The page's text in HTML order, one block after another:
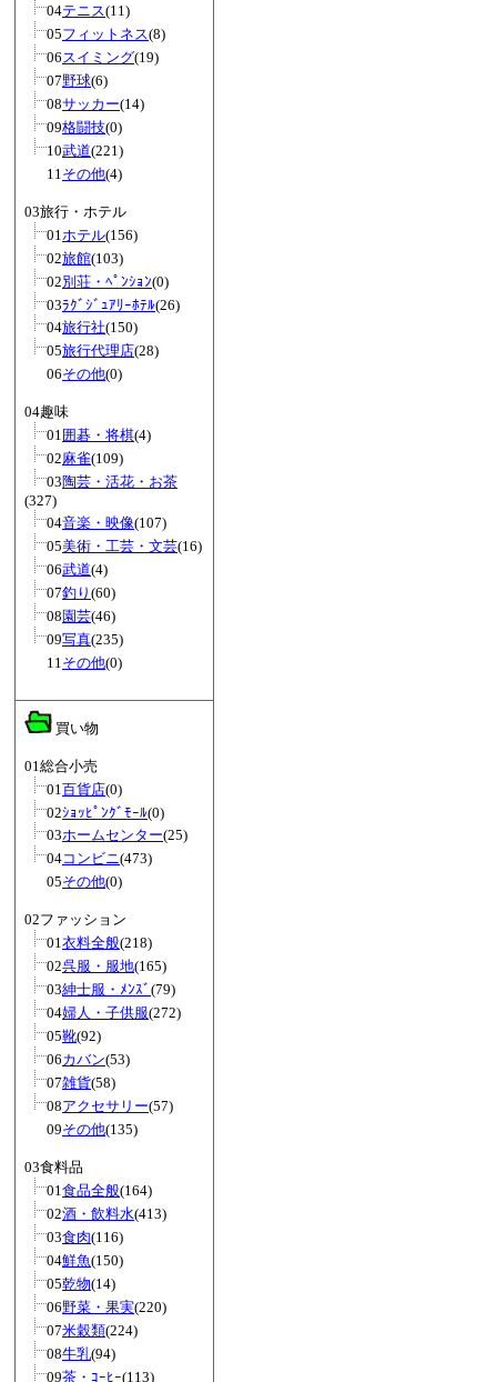
04テニス(11)
05フィットネス(8)
06スイミング(19)
07野球(6)
08サッカー(14)
09格闘技(0)
10武道(221)
11その他(4)
03旅行・ホテル
01ホテル(156)
02旅館(103)
02別荘・ﾍﾟﾝｼｮﾝ(0)
03ﾗｸﾞｼﾞｭｱﾘｰﾎﾃﾙ(26)
04旅行社(150)
05旅行代理店(28)
06その他(0)
04趣味
01 囲碁・将棋(4)
02麻雀(109)
03陶芸・活花・お茶
(327)
04音楽・映像(107)
05美術・工芸・文芸(16)
06武道(4)
07釣り (60)
08園芸(46)
09写真(235)
11その他(0)
買い物
01総合小売
01百貨店(0)
02ｼｮｯﾋﾟﾝｸﾞﾓｰﾙ(0)
03ホームセンター(25)
04コンビニ(473)
05その他(0)
02ファッション
01衣料全般(218)
02呉服・服地(165)
03紳士服・ﾒﾝｽﾞ (79)
04婦人・子供服(272)
05靴(92)
06カバン(53)
07雑貨(58)
08アクセサリー(57)
09その他(135)
03食料品
01食品全般(164)
02酒・飲料水(413)
03食肉(116)
04鮮魚(150)
05乾物(14)
06野菜・果実(220)
07米穀類(224)
08牛乳(94)
09茶・ｺｰﾋｰ(113)